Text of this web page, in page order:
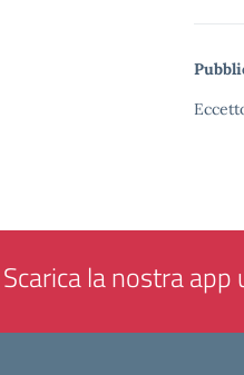
Scarica la nostra app